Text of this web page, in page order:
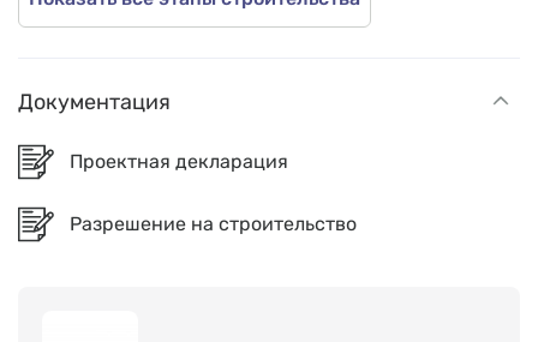
Документация
Проектная декларация
Разрешение на строительство